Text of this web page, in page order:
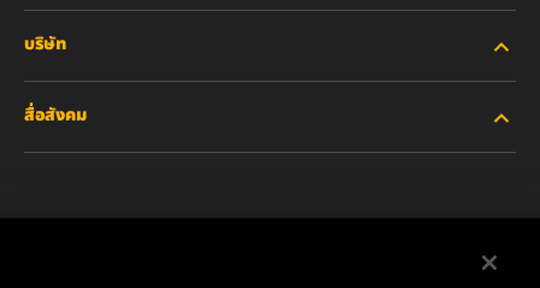
รถยนต์ส่วนบุคคลและรถบรรทุกงานเบา
บริษัท
สื่อสังคม